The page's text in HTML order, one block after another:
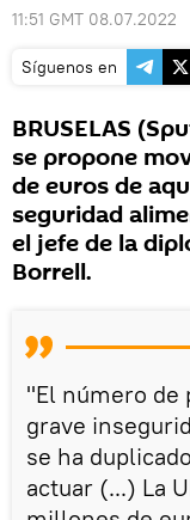
11:51 GMT 08.07.2022
Síguenos en
BRUSELAS
se propone
de euros de
seguridad
el jefe de la
Borrell.
"El número de
grave
se ha
actuar (...) La